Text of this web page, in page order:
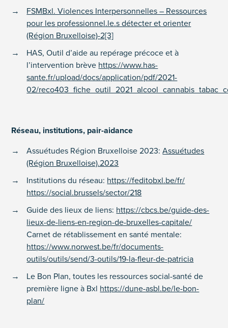
FSMBxl. Violences Interpersonnelles – Ressources
pour les professionnel.le.s détecter et orienter
(Région Bruxelloise)-2[3]
HAS, Outil d’aide au repérage précoce et à
l’intervention brève https://www.has-
sante.fr/upload/docs/application/pdf/2021-
02/
Réseau, institutions, pair-aidance
Assuétudes Région Bruxelloise 2023:Assuétudes
(Région Bruxelloise).2023
Institutions du réseau: https://feditobxl.be/fr/
https://social.brussels/sector/218
Guide des lieux de liens: https://cbcs.be/guide-des-
lieux-de-liens-en-region-de-bruxelles-capitale/
Carnet de rétablissement en santé mentale:
https://www.norwest.be/fr/documents-
outils/outils/send/3-outils/19-la-fleur-de-patricia
Le Bon Plan, toutes les ressources social-santé de
première ligne à Bxl https://dune-asbl.be/le-bon-
plan/